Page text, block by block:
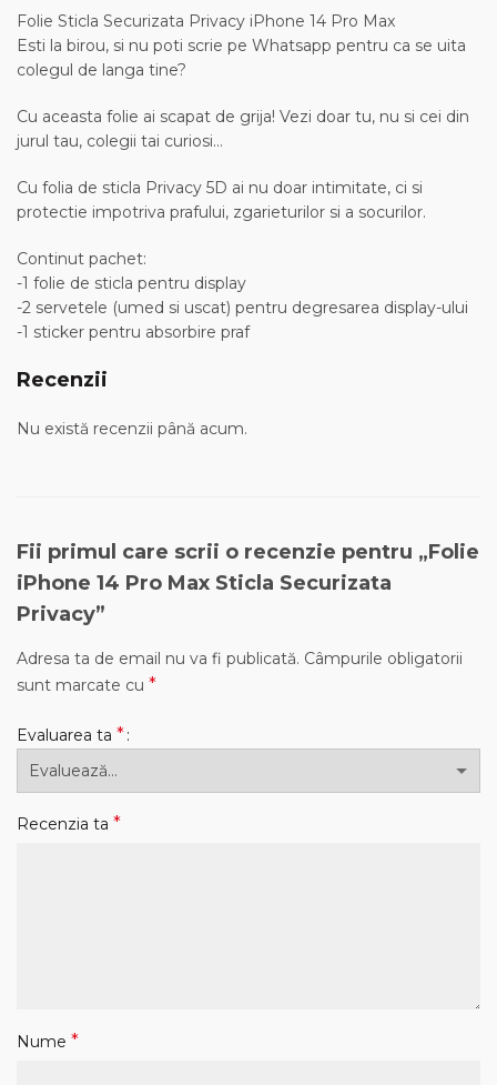
Folie Sticla Securizata Privacy iPhone 14 Pro Max
Esti la birou, si nu poti scrie pe Whatsapp pentru ca se uita
colegul de langa tine?
Cu aceasta folie ai scapat de grija! Vezi doar tu, nu si cei din
jurul tau, colegii tai curiosi…
Cu folia de sticla Privacy 5D ai nu doar intimitate, ci si
protectie impotriva prafului, zgarieturilor si a socurilor.
Continut pachet:
-1 folie de sticla pentru display
-2 servetele (umed si uscat) pentru degresarea display-ului
-1 sticker pentru absorbire praf
Recenzii
Nu există recenzii până acum.
Fii primul care scrii o recenzie pentru „Folie
iPhone 14 Pro Max Sticla Securizata
Privacy”
Adresa ta de email nu va fi publicată. Câmpurile obligatorii
sunt marcate cu *
Evaluarea ta *
Recenzia ta *
Nume *